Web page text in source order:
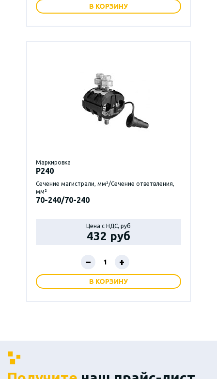
В КОРЗИНУ
Маркировка
P240
Сечение магистрали, мм²/Сечение ответвления,
мм²
70-240/70-240
Цена с НДС, руб
432 руб
– +
В КОРЗИНУ